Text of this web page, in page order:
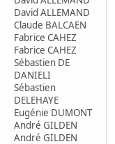
David ALLEMAND
Claude BALCAEN
Fabrice CAHEZ
Fabrice CAHEZ
Sébastien DE
DANIELI
Sébastien
DELEHAYE
Eugénie DUMONT
André GILDEN
André GILDEN